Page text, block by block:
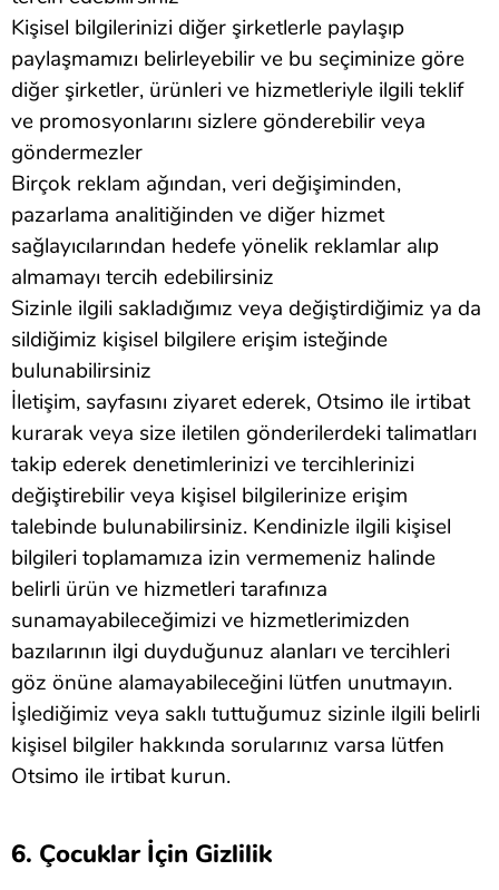
Kişisel bilgilerinizi diğer şirketlerle paylaşıp
paylaşmamızı belirleyebilir ve bu seçiminize göre
diğer şirketler, ürünleri ve hizmetleriyle ilgili teklif
ve promosyonlarını sizlere gönderebilir veya
göndermezler
Birçok reklam ağından, veri değişiminden,
pazarlama analitiğinden ve diğer hizmet
sağlayıcılarından hedefe yönelik reklamlar alıp
almamayı tercih edebilirsiniz
Sizinle ilgili sakladığımız veya değiştirdiğimiz ya da
sildiğimiz kişisel bilgilere erişim isteğinde
bulunabilirsiniz
İletişim, sayfasını ziyaret ederek, Otsimo ile irtibat
kurarak veya size iletilen gönderilerdeki talimatları
takip ederek denetimlerinizi ve tercihlerinizi
değiştirebilir veya kişisel bilgilerinize erişim
talebinde bulunabilirsiniz. Kendinizle ilgili kişisel
bilgileri toplamamıza izin vermemeniz halinde
belirli ürün ve hizmetleri tarafınıza
sunamayabileceğimizi ve hizmetlerimizden
bazılarının ilgi duyduğunuz alanları ve tercihleri
göz önüne alamayabileceğini lütfen unutmayın.
İşlediğimiz veya saklı tuttuğumuz sizinle ilgili belirli
kişisel bilgiler hakkında sorularınız varsa lütfen
Otsimo ile irtibat kurun.
6. Çocuklar İçin Gizlilik